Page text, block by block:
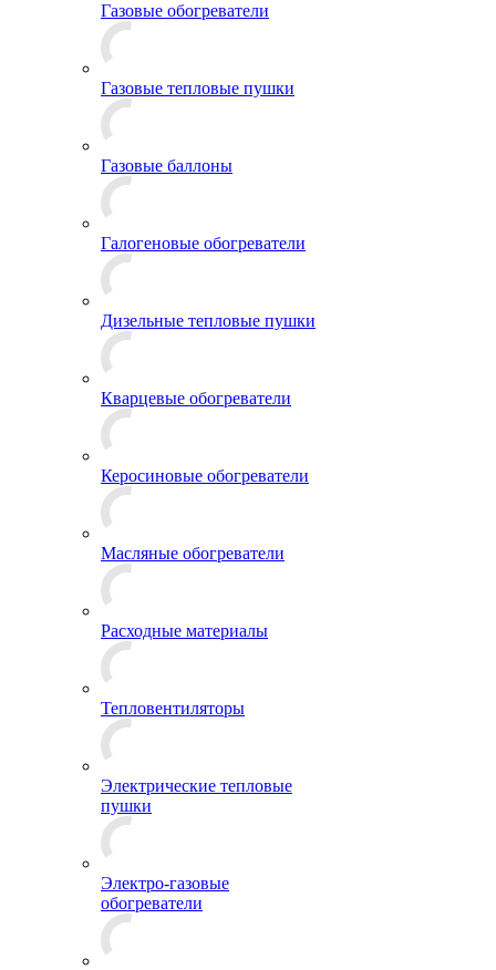
Газовые обогреватели
Газовые тепловые пушки
Газовые баллоны
Галогеновые обогреватели
Дизельные тепловые пушки
Кварцевые обогреватели
Керосиновые обогреватели
Масляные обогреватели
Расходные материалы
Тепловентиляторы
Электрические тепловые
пушки
Электро-газовые
обогреватели